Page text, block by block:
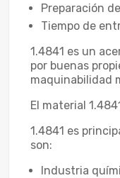
Preparación
Tiempo de
1.4841 es un
por buenas
maquinabilidad
El material
1.4841 es
son:
Industria